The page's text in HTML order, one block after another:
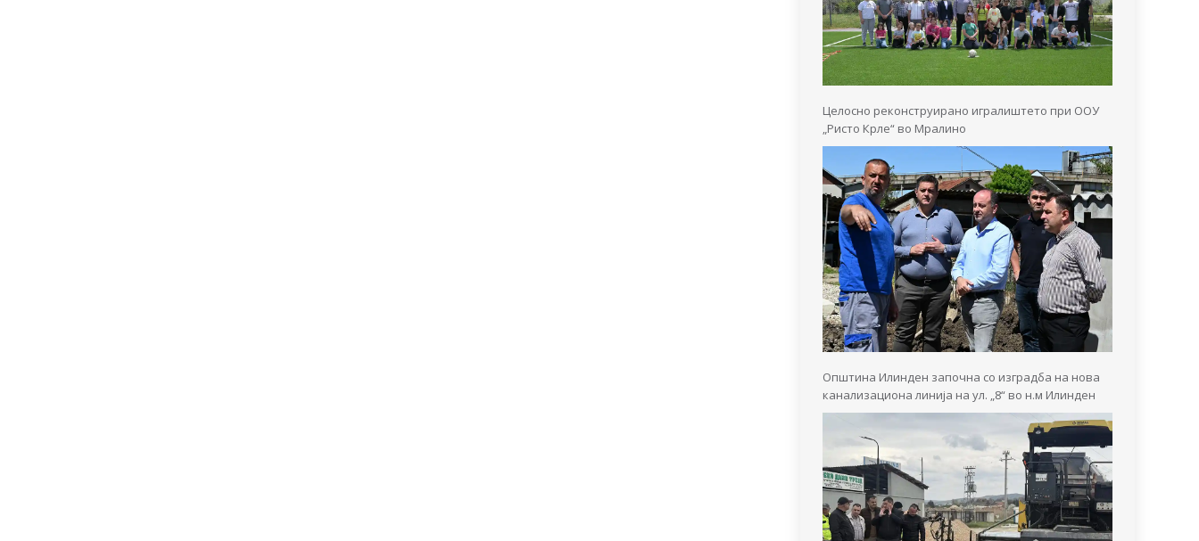
Целосно реконструирано игралиштето при ООУ
„Ристо Крле“ во Мралино
Општина Илинден започна со изградба на нова
канализациона линија на ул. „8“ во н.м Илинден